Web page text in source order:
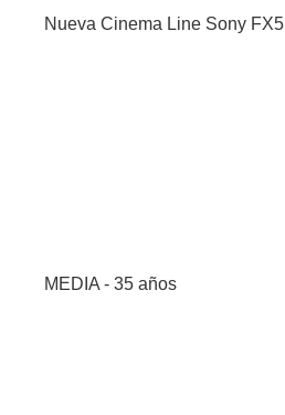
Nueva Cinema Line Sony FX5
MEDIA - 35 años